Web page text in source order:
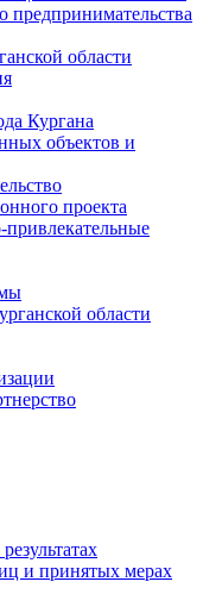
предпринимательства
области
Кургана
объектов и
проекта
области
и принятых мерах